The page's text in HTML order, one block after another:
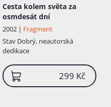
Cesta kolem světa za
osmdesát dní
2002 | Fragment
Stav Dobrý, neautorská
dedikace
299 Kč